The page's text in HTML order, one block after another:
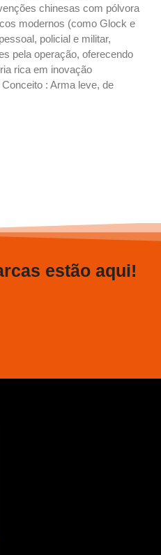
chinesas com pólvora
modernos (como Glock e
policial e militar,
pela operação, oferecendo
rica em inovação
: Arma leve, de
estão aqui!